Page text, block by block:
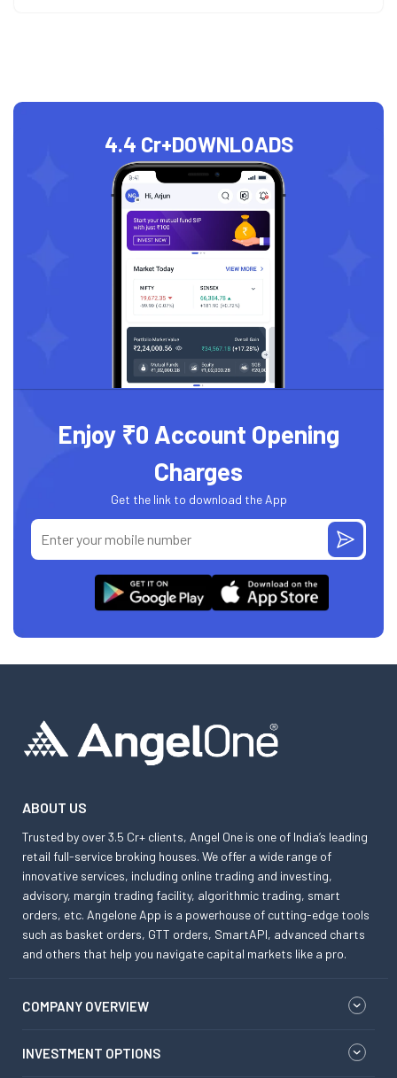
4.4 Cr+DOWNLOADS
Enjoy ₹0 Account Opening
Charges
Get the link to download the App
ABOUT US
Trusted by over 3.5 Cr+ clients, Angel One is one of India’s leading
retail full-service broking houses. We offer a wide range of
innovative services, including online trading and investing,
advisory, margin trading facility, algorithmic trading, smart
orders, etc. Angelone App is a powerhouse of cutting-edge tools
such as basket orders, GTT orders, SmartAPI, advanced charts
and others that help you navigate capital markets like a pro.
COMPANY OVERVIEW
INVESTMENT OPTIONS